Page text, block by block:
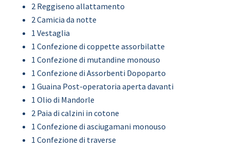
2 Reggiseno allattamento
2 Camicia da notte
1 Vestaglia
1 Confezione di coppette assorbilatte
1 Confezione di mutandine monouso
1 Confezione di Assorbenti Dopoparto
1 Guaina Post-operatoria aperta davanti
1 Olio di Mandorle
2 Paia di calzini in cotone
1 Confezione di asciugamani monouso
1 Confezione di traverse